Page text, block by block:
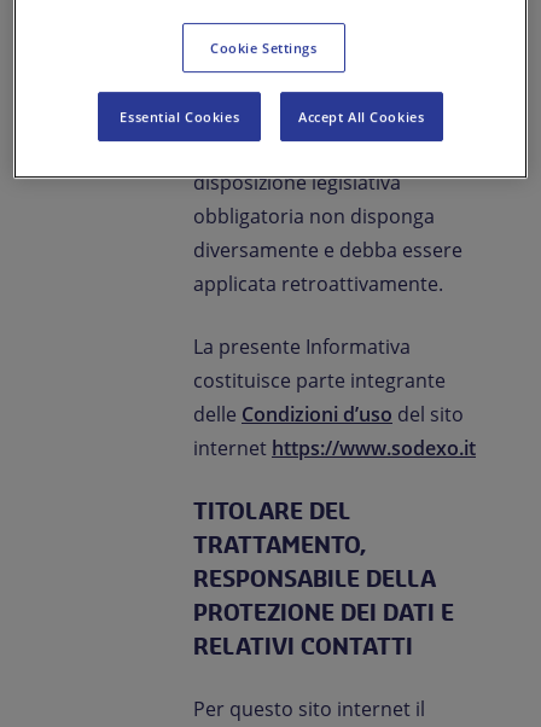
saranno sempre trattati in
conformità all’Informativa in
vigore al momento della
raccolta dei dati, salvo che una
disposizione legislativa
obbligatoria non disponga
diversamente e debba essere
applicata retroattivamente.
La presente Informativa
costituisce parte integrante
delle Condizioni d’uso del sito
internet https://www.sodexo.it
TITOLARE DEL
TRATTAMENTO,
RESPONSABILE DELLA
PROTEZIONE DEI DATI E
RELATIVI CONTATTI
Per questo sito internet il
Cookie Settings
Essential Cookies Accept All Cookies